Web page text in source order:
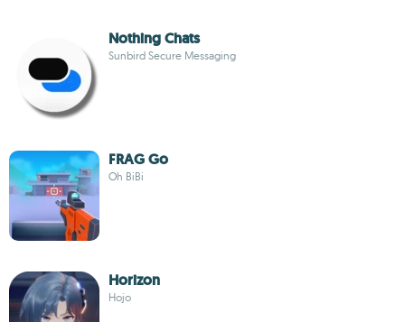
Nothing Chats
Sunbird Secure Messaging
FRAG Go
Oh BiBi
Horizon
Hojo